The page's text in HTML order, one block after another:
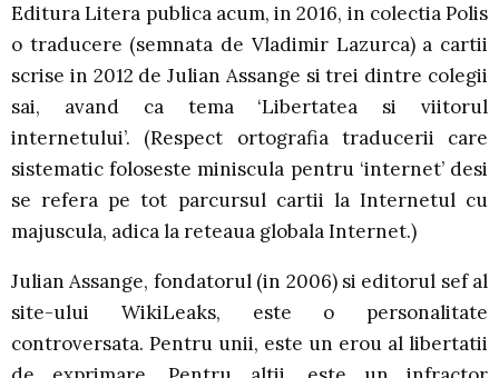
Editura Litera publica acum, in 2016, in colectia Polis
o traducere (semnata de Vladimir Lazurca) a cartii
scrise in 2012 de Julian Assange si trei dintre colegii
sai, avand ca tema ‘Libertatea si viitorul
internetului’. (Respect ortografia traducerii care
sistematic foloseste miniscula pentru ‘internet’ desi
se refera pe tot parcursul cartii la Internetul cu
majuscula, adica la reteaua globala Internet.)
Julian Assange, fondatorul (in 2006) si editorul sef al
site-ului WikiLeaks, este o personalitate
controversata. Pentru unii, este un erou al libertatii